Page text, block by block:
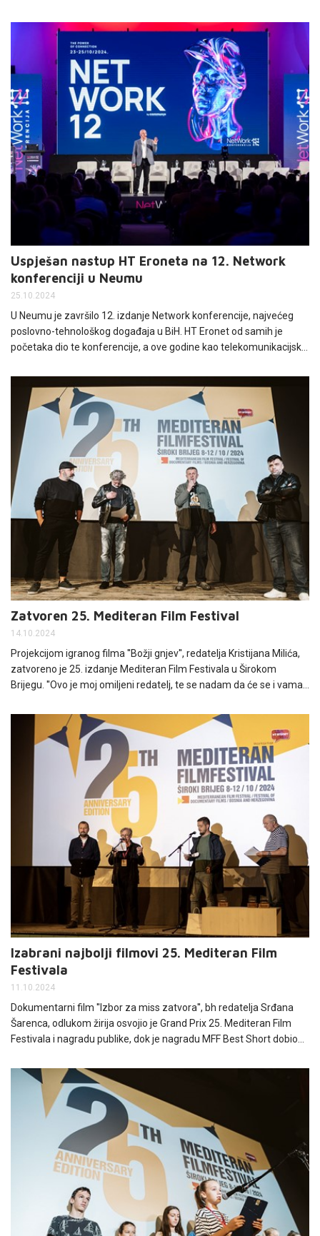
članici Uprave mr. sc. Sanji Primorac Brkić uručili prigodan dar –
fotografiju s prošlogodišnjeg Run Weekenda na kojemu je HT
Eronet bio sponzor humanitarne utrke.
Uspješan nastup HT Eroneta na 12. Network
konferenciji u Neumu
25.10.2024
U Neumu je završilo 12. izdanje Network konferencije, najvećeg
poslovno-tehnološkog događaja u BiH. HT Eronet od samih je
početaka dio te konferencije, a ove godine kao telekomunikacijski
Zatvoren 25. Mediteran Film Festival
14.10.2024
Projekcijom igranog filma ''Božji gnjev'', redatelja Kristijana Milića,
zatvoreno je 25. izdanje Mediteran Film Festivala u Širokom
Brijegu. ''Ovo je moj omiljeni redatelj, te se nadam da će se i vama
rekao je uoči projekcije Josip Mlakić, po čijem je scenariju film i
nastao, i dodao kako mu je ovo treća suradnja s redateljem
Kristijanom Milićem.
Izabrani najbolji filmovi 25. Mediteran Film
Festivala
11.10.2024
Dokumentarni film ''Izbor za miss zatvora'', bh redatelja Srđana
Šarenca, odlukom žirija osvojio je Grand Prix 25. Mediteran Film
Festivala i nagradu publike, dok je nagradu MFF Best Short dobio
''Best Camera'' pripala je snimatelju Igoru Maroviću za rad na filmu
''Flašaroši'', srpskog redatelja Nemanje Vojinovića. HT Eronet i ove
je godine generalni sponzor festivala.